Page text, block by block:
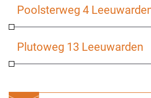
Poolsterweg 4
Plutoweg 13 Leeuwarden